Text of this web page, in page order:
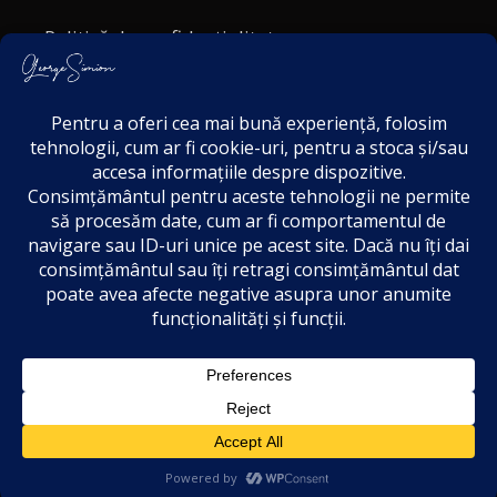
Politică de confidențialitate
Politica cookies
Acordul de markting
Disclaimer